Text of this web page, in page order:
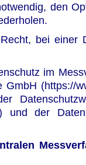
den
bei einer
im
(https://
und der